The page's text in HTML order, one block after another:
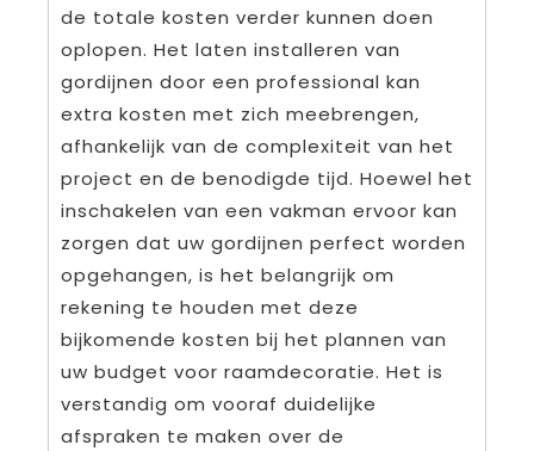
de totale kosten verder kunnen doen
oplopen. Het laten installeren van
gordijnen door een professional kan
extra kosten met zich meebrengen,
afhankelijk van de complexiteit van het
project en de benodigde tijd. Hoewel het
inschakelen van een vakman ervoor kan
zorgen dat uw gordijnen perfect worden
opgehangen, is het belangrijk om
rekening te houden met deze
bijkomende kosten bij het plannen van
uw budget voor raamdecoratie. Het is
verstandig om vooraf duidelijke
afspraken te maken over de